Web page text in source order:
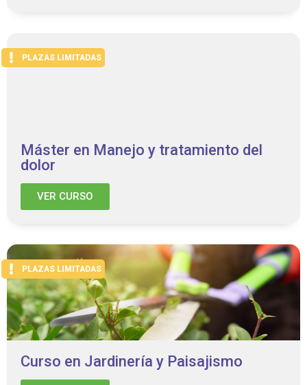
PLAZAS LIMITADAS
Máster en Manejo y tratamiento del
dolor
VER CURSO
PLAZAS LIMITADAS
Curso en Jardinería y Paisajismo